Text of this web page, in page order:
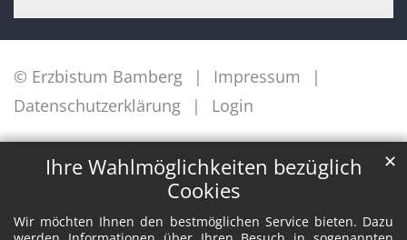
Ihre Wahlmöglichkeiten bezüglich
Cookies
Wir möchten Ihnen den bestmöglichen Service bieten. Dazu
✕
© Erzbistum Bamberg
Impressum
Datenschutzerklärung
Login